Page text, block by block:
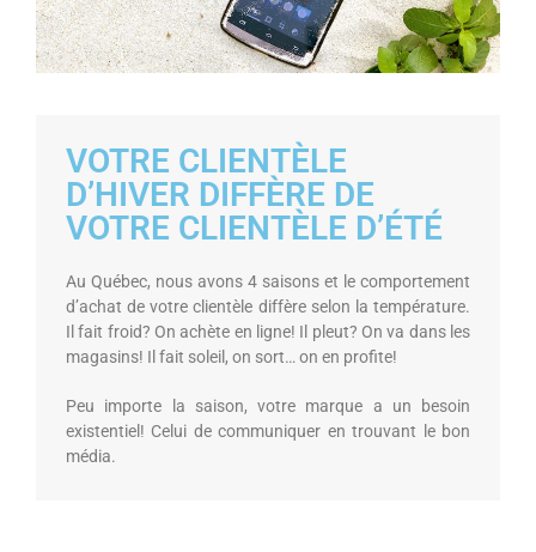
VOTRE CLIENTÈLE
D’HIVER DIFFÈRE DE
VOTRE CLIENTÈLE D’ÉTÉ
Au Québec, nous avons 4 saisons et le comportement
d’achat de votre clientèle diffère selon la température.
Il fait froid? On achète en ligne! Il pleut? On va dans les
magasins! Il fait soleil, on sort… on en profite!
Peu importe la saison, votre marque a un besoin
existentiel! Celui de communiquer en trouvant le bon
média.